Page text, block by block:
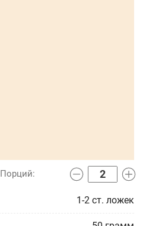
1-2 ст. ложек